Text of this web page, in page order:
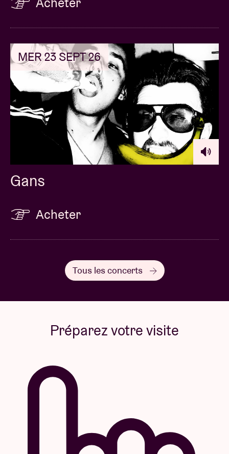
MER 23 SEPT 26
Gans
Acheter
Tous les concerts
Préparez votre visite